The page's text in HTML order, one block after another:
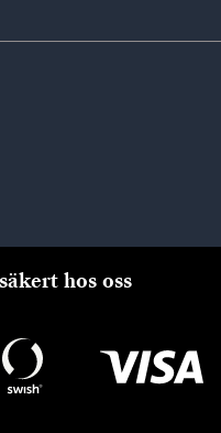
hos oss